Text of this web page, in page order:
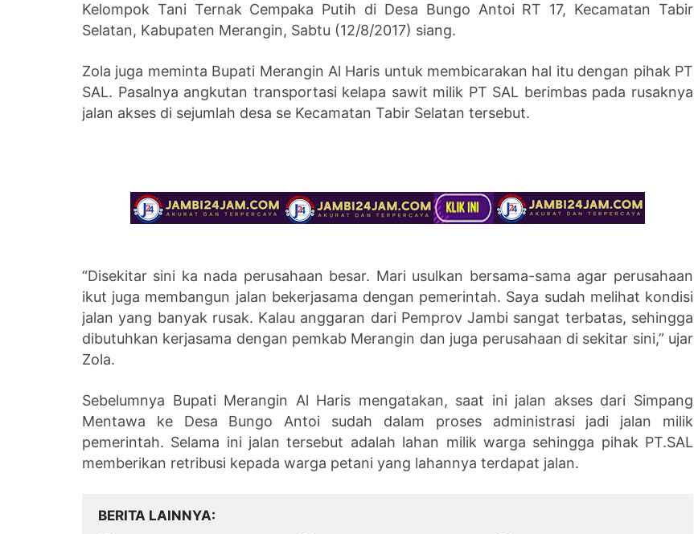
Kelompok Tani Ternak Cempaka Putih di Desa Bungo Antoi RT 17, Kecamatan Tabir
Selatan, Kabupaten Merangin, Sabtu (12/8/2017) siang.
Zola juga meminta Bupati Merangin Al Haris untuk membicarakan hal itu dengan pihak PT
SAL. Pasalnya angkutan transportasi kelapa sawit milik PT SAL berimbas pada rusaknya
jalan akses di sejumlah desa se Kecamatan Tabir Selatan tersebut.
“Disekitar sini ka nada perusahaan besar. Mari usulkan bersama-sama agar perusahaan
ikut juga membangun jalan bekerjasama dengan pemerintah. Saya sudah melihat kondisi
jalan yang banyak rusak. Kalau anggaran dari Pemprov Jambi sangat terbatas, sehingga
dibutuhkan kerjasama dengan pemkab Merangin dan juga perusahaan di sekitar sini,” ujar
Zola.
Sebelumnya Bupati Merangin Al Haris mengatakan, saat ini jalan akses dari Simpang
Mentawa ke Desa Bungo Antoi sudah dalam proses administrasi jadi jalan milik
pemerintah. Selama ini jalan tersebut adalah lahan milik warga sehingga pihak PT.SAL
memberikan retribusi kepada warga petani yang lahannya terdapat jalan.
BERITA LAINNYA